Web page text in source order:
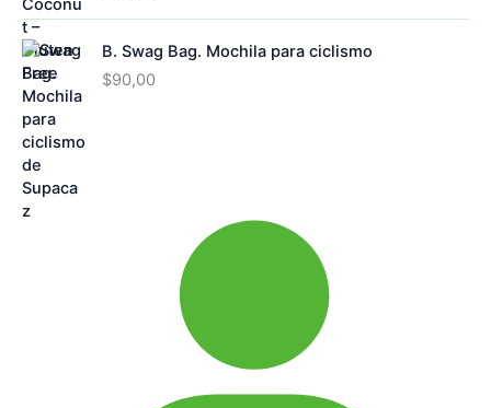
B. Swag Bag. Mochila para ciclismo
$90,00